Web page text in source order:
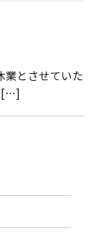
業とさせていた
[…]